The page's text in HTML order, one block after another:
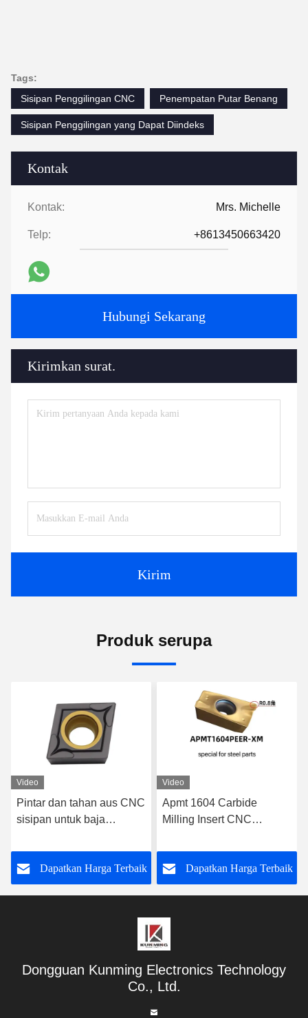
Kontak
Kontak: Mrs. Michelle
Telp: +8613450663420
Hubungi Sekarang
Kirimkan surat.
Kirim
Tags:
Sisipan Penggilingan CNC
Penempatan Putar Benang
Sisipan Penggilingan yang Dapat Diindeks
Produk serupa
Video
Apmt 1604 Carbide
Milling Insert CNC
Untuk Baja
Dapatkan Harga Terbaik
Video
Tungsten Carbide CNC
Insert Indexable Milling
Steel Drill Dan Reamer
Dapatkan Harga Terbaik
Dongguan Kunming Electronics Technology
Co., Ltd.